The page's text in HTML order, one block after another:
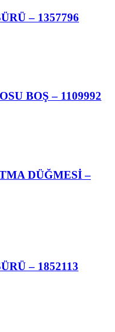
– 1357796
BOŞ – 1109992
DÜĞMESİ –
– 1852113